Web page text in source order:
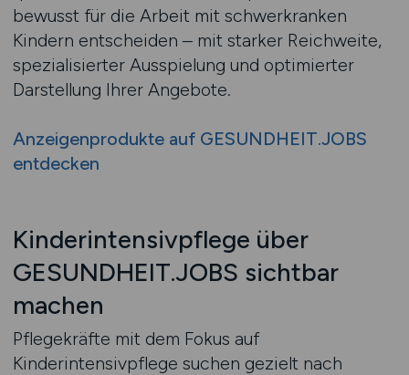
bewusst für die Arbeit mit schwerkranken
Kindern entscheiden – mit starker Reichweite,
spezialisierter Ausspielung und optimierter
Darstellung Ihrer Angebote.
Anzeigenprodukte auf GESUNDHEIT.JOBS
entdecken
Kinderintensivpflege über
GESUNDHEIT.JOBS sichtbar
machen
Pflegekräfte mit dem Fokus auf
Kinderintensivpflege suchen gezielt nach